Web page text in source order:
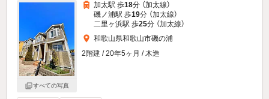
すべての写真
加太駅 歩18分 （加太線）
磯ノ浦駅 歩19分 （加太線）
二里ヶ浜駅 歩25分 （加太線）
和歌山県和歌山市磯の浦
2階建 / 20年5ヶ月 / 木造